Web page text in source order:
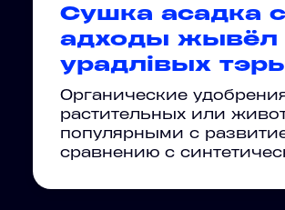
Сушка асадка
адходы жывёл
урадлівых
Органические
растительных или
популярными с
сравнению с